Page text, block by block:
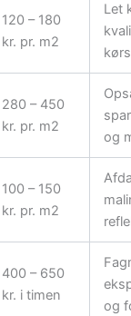
120 – 180
kr. pr. m2
Let
280 – 450
kr. pr. m2
og
100 – 150
kr. pr. m2
400 – 650
kr. i timen
og